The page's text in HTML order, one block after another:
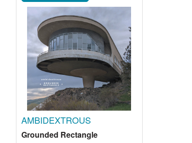
AMBIDEXTROUS
Grounded Rectangle